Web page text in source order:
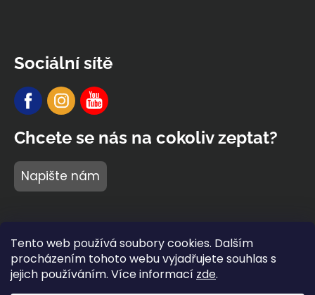
Tento web používá soubory cookies. Dalším
procházením tohoto webu vyjadřujete souhlas s
jejich používáním. Více informací zde.
Sociální sítě
Chcete se nás na cokoliv zeptat?
Napište nám